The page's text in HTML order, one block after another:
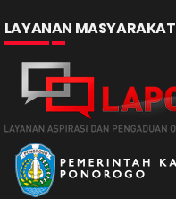
LAYANAN MASYARAKAT